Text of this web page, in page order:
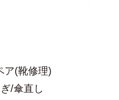
ア(靴修理)
/傘直し